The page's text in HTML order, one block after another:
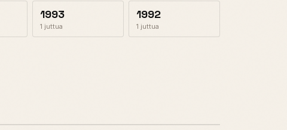
1993
1 juttua
1992
1 juttua